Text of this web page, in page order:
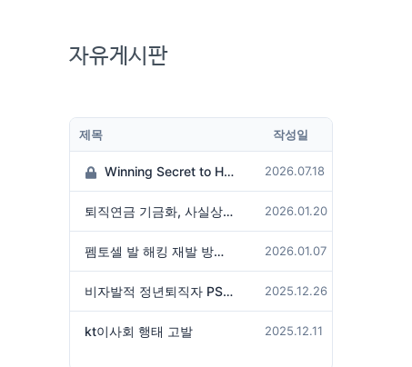
자유게시판
제목 작성일
Winning Secret to Hit the Jackpot! 2026.07.18
퇴직연금 기금화, 사실상 국가가 관리하겠다는 것인가? 2026.01.20
펨토셀 발 해킹 재발 방지 위해서는 2026.01.07
비자발적 정년퇴직자 PS성과급 미지급은 임금체불 아닌가? 2025.12.26
kt이사회 행태 고발 2025.12.11